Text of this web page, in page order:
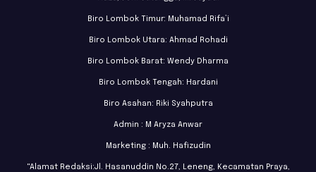
Biro Lombok Timur: Muhamad Rifa’i
Biro Lombok Utara: Ahmad Rohadi
Biro Lombok Barat: Wendy Dharma
Biro Lombok Tengah: Hardani
Biro Asahan: Riki Syahputra
Admin : M Aryza Anwar
Marketing : Muh. Hafizudin
"Alamat Redaksi:Jl. Hasanuddin No.27, Leneng, Kecamatan Praya,